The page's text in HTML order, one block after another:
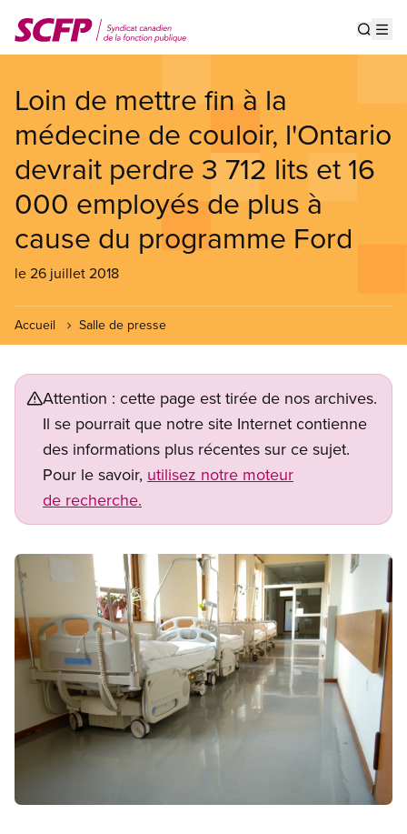
au
contenu
Loin de mettre fin à la
médecine de couloir, l'Ontario
devrait perdre 3 712 lits et 16
000 employés de plus à
cause du programme Ford
le 26 juillet 2018
Accueil Salle de presse
Attention : cette page est tirée de nos archives.
Il se pourrait que notre site Internet contienne
des informations plus récentes sur ce sujet.
Pour le savoir, utilisez notre moteur
de recherche.
Image